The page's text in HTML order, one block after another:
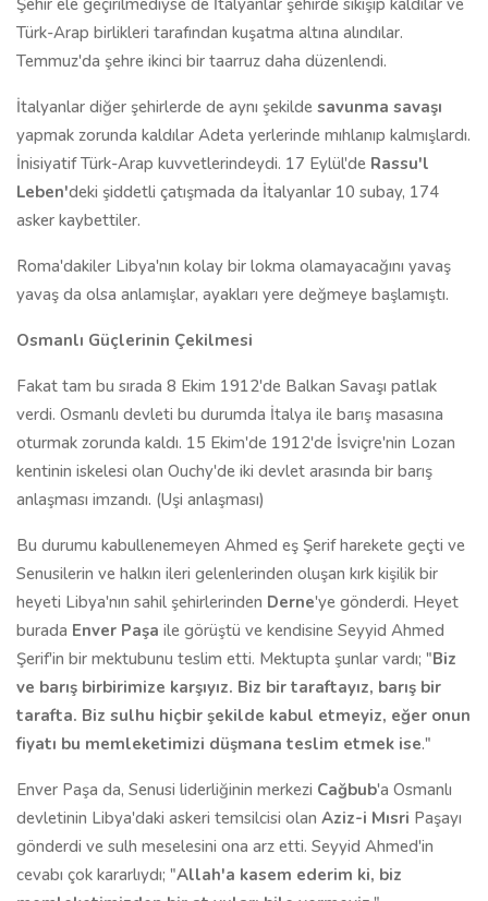
Şehir ele geçirilmediyse de İtalyanlar şehirde sıkışıp kaldılar ve
Türk-Arap birlikleri tarafından kuşatma altına alındılar.
Temmuz'da şehre ikinci bir taarruz daha düzenlendi.
İtalyanlar diğer şehirlerde de aynı şekilde savunma savaşı
yapmak zorunda kaldılar Adeta yerlerinde mıhlanıp kalmışlardı.
İnisiyatif Türk-Arap kuvvetlerindeydi. 17 Eylül'de Rassu'l
Leben'deki şiddetli çatışmada da İtalyanlar 10 subay, 174
asker kaybettiler.
Roma'dakiler Libya'nın kolay bir lokma olamayacağını yavaş
yavaş da olsa anlamışlar, ayakları yere değmeye başlamıştı.
Osmanlı Güçlerinin Çekilmesi
Fakat tam bu sırada 8 Ekim 1912'de Balkan Savaşı patlak
verdi. Osmanlı devleti bu durumda İtalya ile barış masasına
oturmak zorunda kaldı. 15 Ekim'de 1912'de İsviçre'nin Lozan
kentinin iskelesi olan Ouchy'de iki devlet arasında bir barış
anlaşması imzandı. (Uşi anlaşması)
Bu durumu kabullenemeyen Ahmed eş Şerif harekete geçti ve
Senusilerin ve halkın ileri gelenlerinden oluşan kırk kişilik bir
heyeti Libya'nın sahil şehirlerinden Derne'ye gönderdi. Heyet
burada Enver Paşa ile görüştü ve kendisine Seyyid Ahmed
Şerif'in bir mektubunu teslim etti. Mektupta şunlar vardı; "Biz
ve barış birbirimize karşıyız. Biz bir taraftayız, barış bir
tarafta. Biz sulhu hiçbir şekilde kabul etmeyiz, eğer onun
fiyatı bu memleketimizi düşmana teslim etmek ise."
Enver Paşa da, Senusi liderliğinin merkezi Cağbub'a Osmanlı
devletinin Libya'daki askeri temsilcisi olan Aziz-i Mısri Paşayı
gönderdi ve sulh meselesini ona arz etti. Seyyid Ahmed'in
cevabı çok kararlıydı; "Allah'a kasem ederim ki, biz